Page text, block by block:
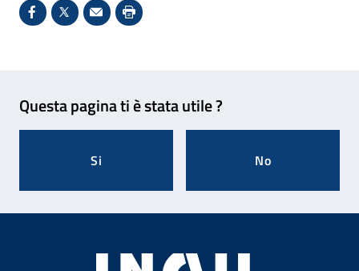
Condividi su Facebook - Sito esterno - Apertura in
X - Sito esterno - Apertura in nuova finestra
Invio Mail: apre il programma di posta
Stampa pagina: scelta meno
Questa pagina ti è stata utile ?
Si No